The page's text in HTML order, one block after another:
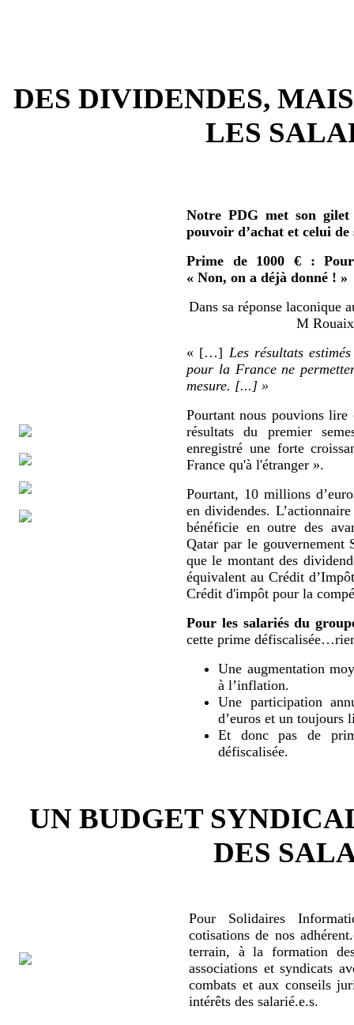
DES DIVIDENDES,
LES
Notre PDG met son
pouvoir d’achat et celui de
Prime de 1000 € :
« Non, on a déjà donné ! »
Dans sa réponse laconique
M
« […] Les résultats
pour la France ne
mesure. [...] »
Pourtant nous pouvions lire
résultats du premier
enregistré une forte
France qu'à l'étranger ».
Pourtant, 10 millions
en dividendes.
bénéficie en outre des
Qatar par le gouvernement
que le montant des
équivalent au Crédit
Crédit d'impôt pour la
Pour les salariés du
cette prime
Une augmentation
à l’inflation.
Une participation
d’euros et un toujours
Et donc pas de
défiscalisée.
UN BUDGET
DES
Pour Solidaires
cotisations de nos
terrain, à la formation
associations et syndicats
combats et aux conseils
intérêts des salarié.e.s.